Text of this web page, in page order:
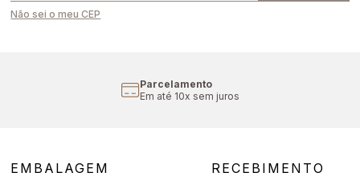
Não sei o meu CEP
Parcelamento
Em até 10x sem juros
EMBALAGEM RECEBIMENTO